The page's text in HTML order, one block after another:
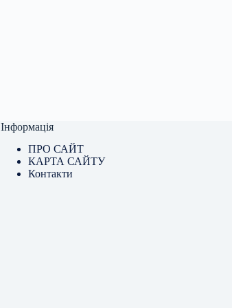
Інформація
ПРО САЙТ
КАРТА САЙТУ
Контакти